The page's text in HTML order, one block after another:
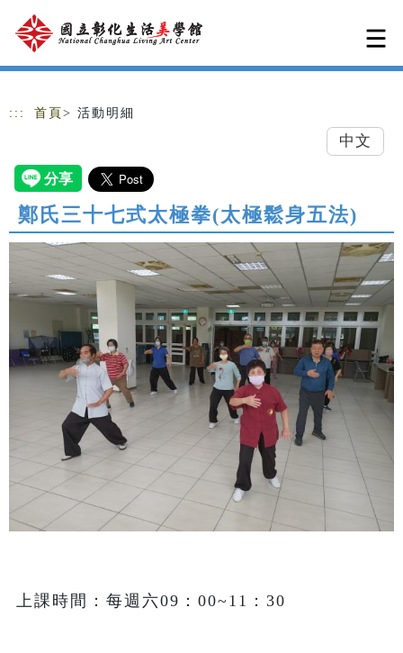
跳到主要內容
網站導覽
::: 首頁 > 活動明細
中文
鄭氏三十七式太極拳(太極鬆身五法)
上課時間：每週六09：00~11：30